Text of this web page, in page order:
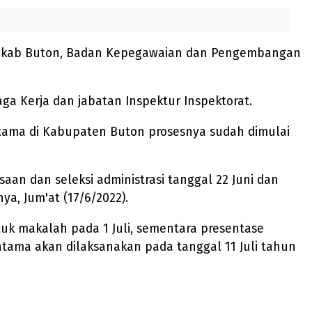
Buton, Badan Kepegawaian dan Pengembangan
Kerja dan jabatan Inspektur Inspektorat.
di Kabupaten Buton prosesnya sudah dimulai
dan seleksi administrasi tanggal 22 Juni dan
Jum'at (17/6/2022).
makalah pada 1 Juli, sementara presentase
akan dilaksanakan pada tanggal 11 Juli tahun